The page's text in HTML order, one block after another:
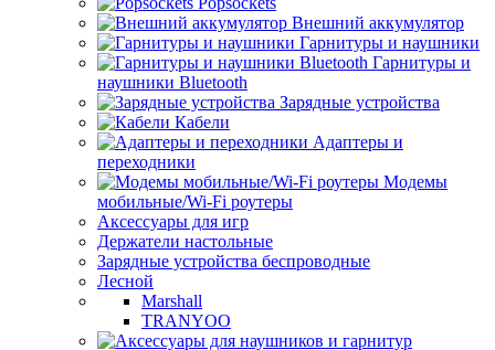
Внешний аккумулятор
Гарнитуры и наушники
Гарнитуры и
наушники Bluetooth
Зарядные устройства
Кабели
Адаптеры и
переходники
Модемы
мобильные/Wi-Fi роутеры
Аксессуары для игр
Держатели настольные
Зарядные устройства беспроводные
Лесной
Marshall
TRANYOO